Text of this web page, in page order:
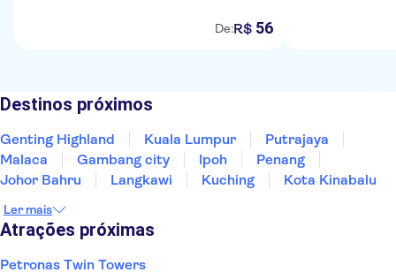
De:R$ 56
Destinos próximos
Genting Highland Kuala Lumpur
Putrajaya
Malaca
Gambang city Ipoh
Penang
Johor Bahru
Langkawi Kuching Kota Kinabalu
Ler mais
Atrações próximas
Petronas Twin Towers